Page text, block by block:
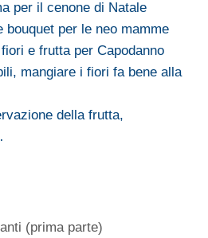
per il cenone di Natale
bouquet per le neo mamme
e frutta per Capodanno
mangiare i fiori fa bene alla
della frutta,
(prima parte)